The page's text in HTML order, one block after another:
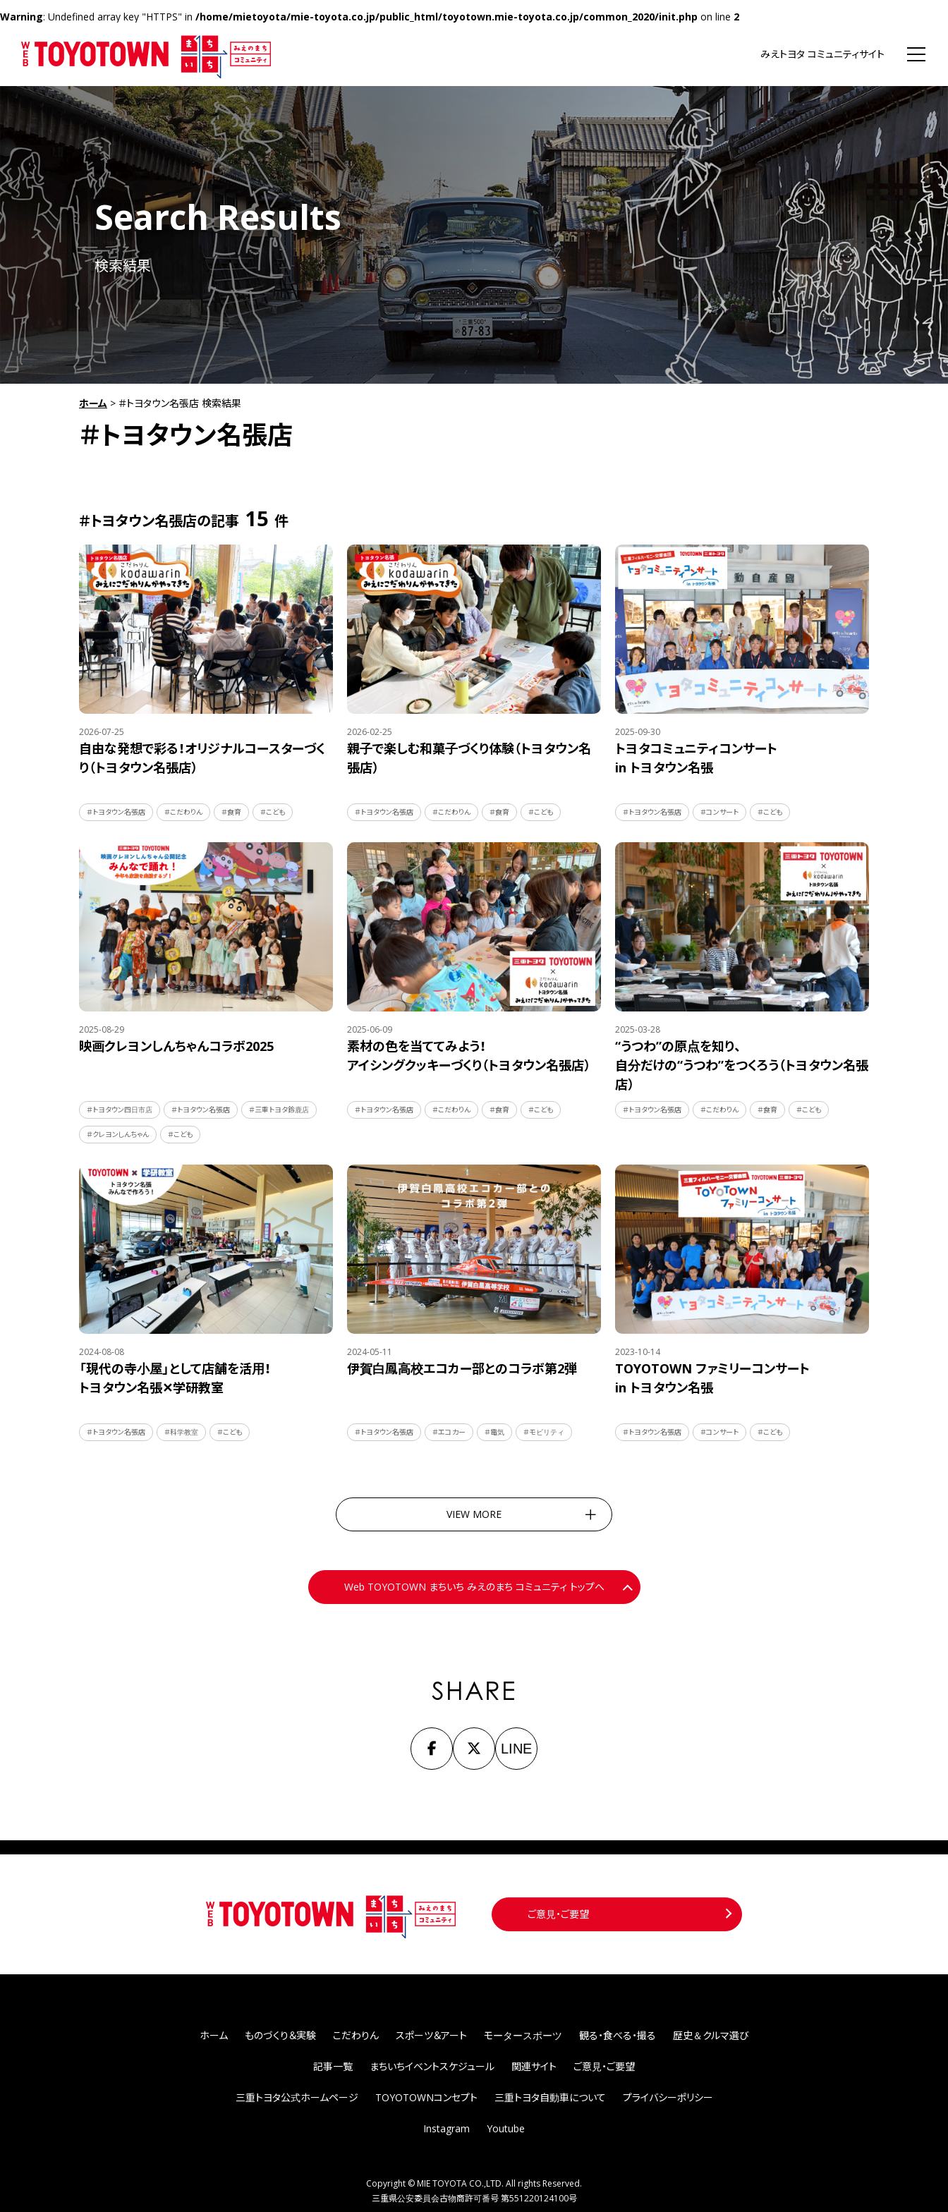
Warning: Undefined array key "HTTPS" in /home/mietoyota/mie-toyota.co.jp/public_html/toyotown.mie-toyota.co.jp/common_2020/init.php on line 2
みえトヨタ コミュニティサイト
Search Results
検索結果
ホーム > ＃トヨタウン名張店 検索結果
＃トヨタウン名張店
＃トヨタウン名張店の記事 15 件
2026-07-25
自由な発想で彩る！オリジナルコースターづく
り（トヨタウン名張店）
＃トヨタウン名張店 ＃こだわりん ＃食育 ＃こども
2026-02-25
親子で楽しむ和菓子づくり体験（トヨタウン名
張店）
＃トヨタウン名張店 ＃こだわりん ＃食育 ＃こども
2025-09-30
トヨタコミュニティコンサート
in トヨタウン名張
＃トヨタウン名張店 ＃コンサート ＃こども
2025-08-29
映画クレヨンしんちゃんコラボ2025
＃トヨタウン四日市店 ＃トヨタウン名張店 ＃三重トヨタ鈴鹿店
＃クレヨンしんちゃん ＃こども
2025-06-09
素材の色を当ててみよう！
アイシングクッキーづくり（トヨタウン名張店）
＃トヨタウン名張店 ＃こだわりん ＃食育 ＃こども
2025-03-28
“うつわ”の原点を知り、
自分だけの“うつわ”をつくろう（トヨタウン名張
店）
＃トヨタウン名張店 ＃こだわりん ＃食育 ＃こども
2024-08-08
「現代の寺小屋」として店舗を活用！
トヨタウン名張✕学研教室
＃トヨタウン名張店 ＃科学教室 ＃こども
2024-05-11
伊賀白鳳高校エコカー部とのコラボ第2弾
＃トヨタウン名張店 ＃エコカー ＃電気 ＃モビリティ
2023-10-14
TOYOTOWN ファミリーコンサート
in トヨタウン名張
＃トヨタウン名張店 ＃コンサート ＃こども
VIEW MORE
Web TOYOTOWN まちいち みえのまち コミュニティ トップへ
SHARE
LINE
ご意見・ご要望
ホーム ものづくり＆実験 こだわりん スポーツ＆アート モータースポーツ 観る・食べる・撮る 歴史＆クルマ選び
記事一覧 まちいちイベントスケジュール 関連サイト ご意見・ご要望
三重トヨタ公式ホームページ TOYOTOWNコンセプト 三重トヨタ自動車について プライバシーポリシー
Instagram Youtube
Copyright © MIE TOYOTA CO.,LTD. All rights Reserved.
三重県公安委員会古物商許可番号 第551220124100号